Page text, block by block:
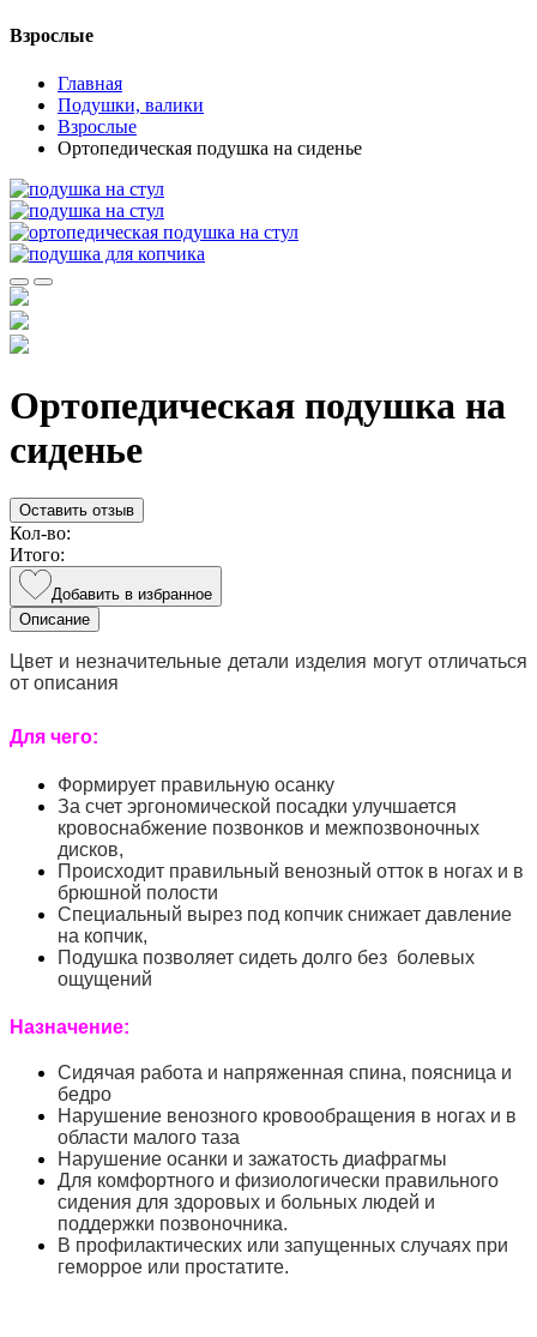
Взрослые
Главная
Подушки, валики
Взрослые
Ортопедическая подушка на сиденье
Ортопедическая подушка на
сиденье
Оставить отзыв
Кол-во:
Итого:
Добавить в избранное
Описание
Цвет и незначительные детали изделия могут отличаться
от описания
Для чего:
Формирует правильную осанку
За счет эргономической посадки улучшается
кровоснабжение позвонков и межпозвоночных
дисков,
Происходит правильный венозный отток в ногах и в
брюшной полости
Специальный вырез под копчик снижает давление
на копчик,
Подушка позволяет сидеть долго без болевых
ощущений
Назначение:
Сидячая работа и напряженная спина, поясница и
бедро
Нарушение венозного кровообращения в ногах и в
области малого таза
Нарушение осанки и зажатость диафрагмы
Для комфортного и физиологически правильного
сидения для здоровых и больных людей и
поддержки позвоночника.
В профилактических или запущенных случаях при
геморрое или простатите.